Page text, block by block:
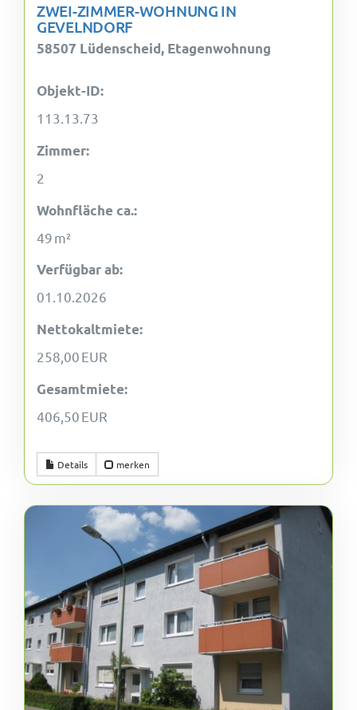
ZWEI-ZIMMER-WOHNUNG IN
GEVELNDORF
58507 Lüdenscheid, Etagenwohnung
Objekt-ID:
113.13.73
Zimmer:
2
Wohnfläche ca.:
49 m²
Verfügbar ab:
01.10.2026
Nettokaltmiete:
258,00 EUR
Gesamtmiete:
406,50 EUR
Details merken